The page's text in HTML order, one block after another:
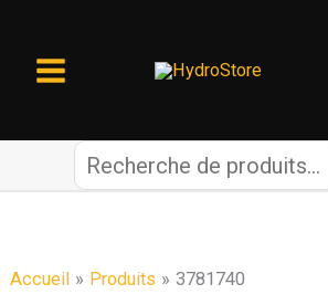
contenu
c
Accueil Produits 3781740